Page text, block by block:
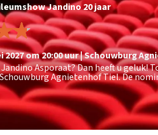
Jandino 20 jaar
2027 om 20:00uur|Schouwburg
Asporaat? Dan heeft u geluk!
Agnietenhof Tiel. De